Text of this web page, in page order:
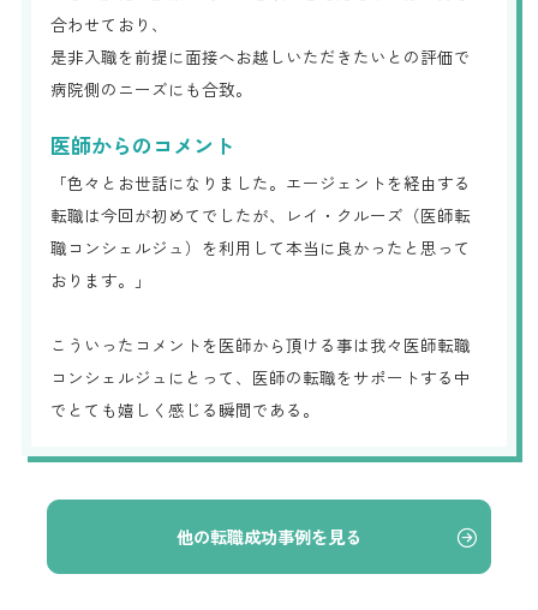
合わせており、
是非入職を前提に面接へお越しいただきたいとの評価で
病院側のニーズにも合致。
医師からのコメント
「色々とお世話になりました。エージェントを経由する
転職は今回が初めてでしたが、レイ・クルーズ（医師転
職コンシェルジュ）を利用して本当に良かったと思って
おります。」
こういったコメントを医師から頂ける事は我々医師転職
コンシェルジュにとって、医師の転職をサポートする中
でとても嬉しく感じる瞬間である。
他の転職成功事例を見る